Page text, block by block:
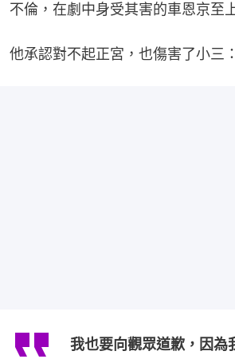
不倫，在劇中身受其害的車恩京至
他承認對不起正宮，也傷害了小三：
我也要向觀眾道歉，因為